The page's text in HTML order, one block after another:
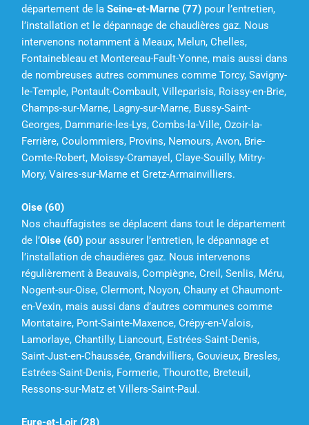
département de la Seine-et-Marne (77) pour l’entretien,
l’installation et le dépannage de chaudières gaz. Nous
intervenons notamment à Meaux, Melun, Chelles,
Fontainebleau et Montereau-Fault-Yonne, mais aussi dans
de nombreuses autres communes comme Torcy, Savigny-
le-Temple, Pontault-Combault, Villeparisis, Roissy-en-Brie,
Champs-sur-Marne, Lagny-sur-Marne, Bussy-Saint-
Georges, Dammarie-les-Lys, Combs-la-Ville, Ozoir-la-
Ferrière, Coulommiers, Provins, Nemours, Avon, Brie-
Comte-Robert, Moissy-Cramayel, Claye-Souilly, Mitry-
Mory, Vaires-sur-Marne et Gretz-Armainvilliers.
Oise (60)
Nos chauffagistes se déplacent dans tout le département
de l’Oise (60) pour assurer l’entretien, le dépannage et
l’installation de chaudières gaz. Nous intervenons
régulièrement à Beauvais, Compiègne, Creil, Senlis, Méru,
Nogent-sur-Oise, Clermont, Noyon, Chauny et Chaumont-
en-Vexin, mais aussi dans d’autres communes comme
Montataire, Pont-Sainte-Maxence, Crépy-en-Valois,
Lamorlaye, Chantilly, Liancourt, Estrées-Saint-Denis,
Saint-Just-en-Chaussée, Grandvilliers, Gouvieux, Bresles,
Estrées-Saint-Denis, Formerie, Thourotte, Breteuil,
Ressons-sur-Matz et Villers-Saint-Paul.
Eure-et-Loir (28)